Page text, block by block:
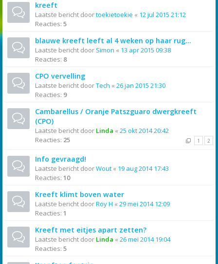
kreeft
Laatste bericht doortoekietoekie « 12 jul 2015 21:12
Reacties: 5
blauwe kreeft leeft al 4 weken op haar rug...
Laatste bericht door Simon « 13 apr 2015 09:38
Reacties: 8
CPO vervelling
Laatste bericht doorTech « 26 jan 2015 21:30
Reacties: 9
Cambarellus / Oranje Patszguaro dwergkreeft
(CPO)
Laatste bericht door Linda « 25 okt 2014 20:42
Reacties: 25 1 2
Info gevraagd!
Laatste bericht doorWout « 19 aug 2014 17:43
Reacties: 10
Kreeft klimt boven water
Laatste bericht doorRoy H « 29 mei 2014 12:09
Reacties: 1
Kreeft met eitjes apart zetten?
Laatste bericht door Linda « 26 mei 2014 19:04
Reacties: 5